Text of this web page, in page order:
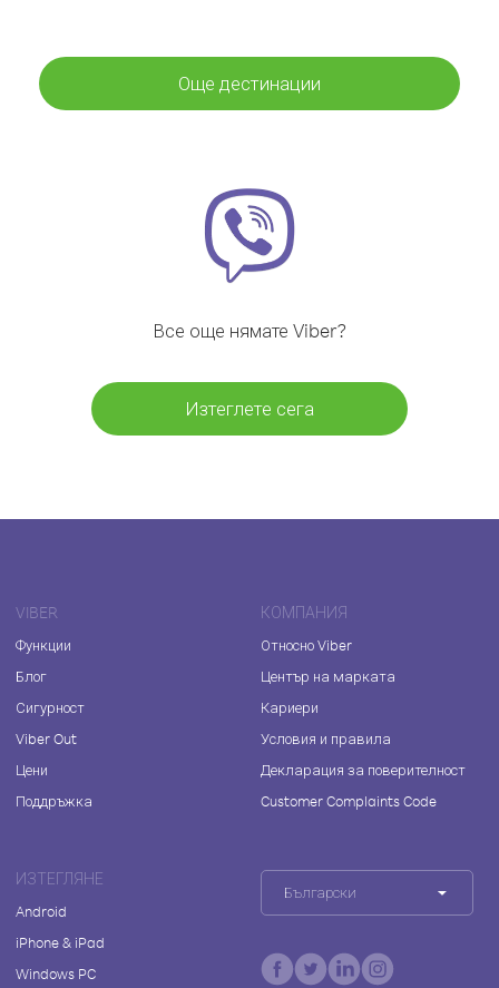
Още дестинации
Все още нямате Viber?
Изтеглете сега
VIBER
Функции
Блог
Сигурност
Viber Out
Цени
Поддръжка
КОМПАНИЯ
Относно Viber
Център на марката
Кариери
Условия и правила
Декларация за поверителност
Customer Complaints Code
ИЗТЕГЛЯНЕ
Android
iPhone & iPad
Windows PC
Български